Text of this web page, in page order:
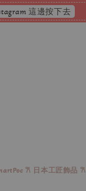
𐙚 日本工匠飾品 𐙚